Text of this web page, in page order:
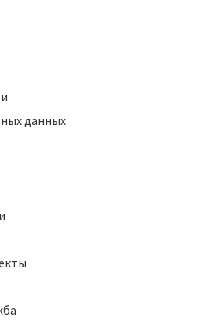
данных